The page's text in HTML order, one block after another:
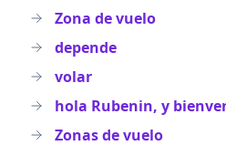
Zona de vuelo
depende
volar
hola Rubenin, y
Zonas de vuelo